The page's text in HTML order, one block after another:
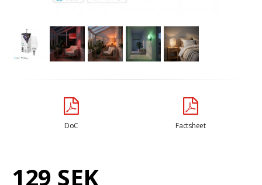
DoC Factsheet
129 SEK